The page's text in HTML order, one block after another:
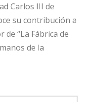
Carlos III de
su contribución a
de “La Fábrica de
de la